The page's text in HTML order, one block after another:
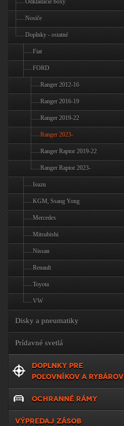
Odkladacie boxy
Nosiče
Doplnky - ostatné
Fiat
FORD
Ranger 2012-16
Ranger 2016-19
Ranger 2019-22
Ranger 2023-
Ranger Raptor 2019-22
Ranger Raptor 2023-
Isuzu
KGM, Ssang Yong
Mercedes
Mitsubishi
Nissan
Renault
Toyota
VW
Disky a pneumatiky
Prídavné svetlá
DOPLNKY PRE
POĽOVNÍKOV A RYBÁROV
OCHRANNÉ RÁMY
VÝPREDAJ ZÁSOB